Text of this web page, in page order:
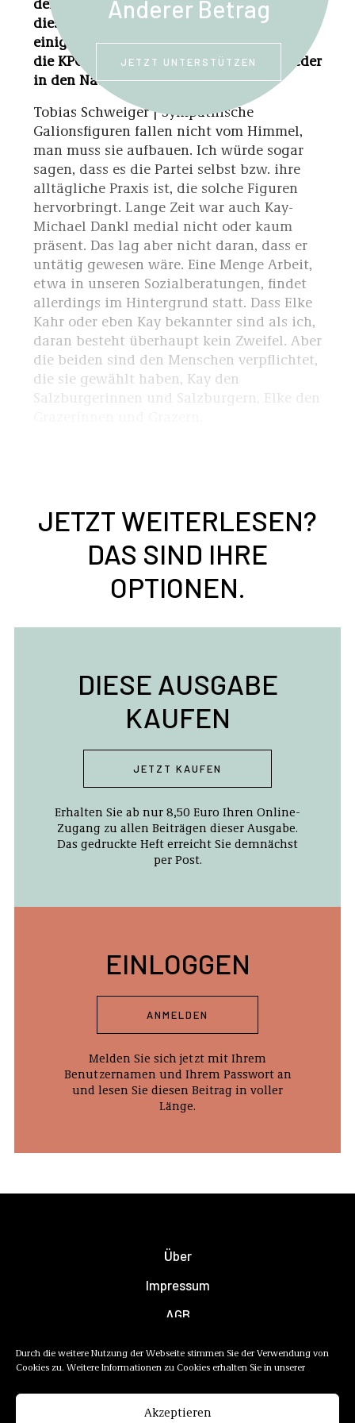
Durch die weitere Nutzung der Webseite stimmen Sie der Verwendung von
Cookies zu. Weitere Informationen zu Cookies erhalten Sie in unserer
Akzeptieren
dieser beiden Personen trennt dich doch
einiges. Bist du der richtige Kandidat, um
die KPÖ nach fast sechs Jahrzehnten wieder
in den Nationalrat zu führen?
Tobias Schweiger | Sympathische
Galionsfiguren fallen nicht vom Himmel,
man muss sie aufbauen. Ich würde sogar
sagen, dass es die Partei selbst bzw. ihre
alltägliche Praxis ist, die solche Figuren
hervorbringt. Lange Zeit war auch Kay-
Michael Dankl medial nicht oder kaum
präsent. Das lag aber nicht daran, dass er
untätig gewesen wäre. Eine Menge Arbeit,
etwa in unseren Sozialberatungen, findet
allerdings im Hintergrund statt. Dass Elke
Kahr oder eben Kay bekannter sind als ich,
daran besteht überhaupt kein Zweifel. Aber
die beiden sind den Menschen verpflichtet,
die sie gewählt haben, Kay den
Salzburgerinnen und Salzburgern, Elke den
JETZT WEITERLESEN?
DAS SIND IHRE
OPTIONEN.
DIESE AUSGABE
KAUFEN
JETZT KAUFEN
Erhalten Sie ab nur 8,50 Euro Ihren Online-
Zugang zu allen Beiträgen dieser Ausgabe.
Das gedruckte Heft erreicht Sie demnächst
per Post.
EINLOGGEN
ANMELDEN
Melden Sie sich jetzt mit Ihrem
Benutzernamen und Ihrem Passwort an
und lesen Sie diesen Beitrag in voller
Länge.
Anderer Betrag
JETZT UNTERSTÜTZEN
Über
Impressum
AGB
Newsletter